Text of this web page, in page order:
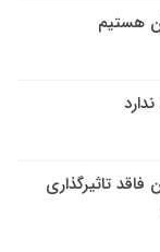
هستیم
تاثیرگذاری